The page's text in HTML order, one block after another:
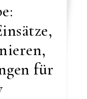
für